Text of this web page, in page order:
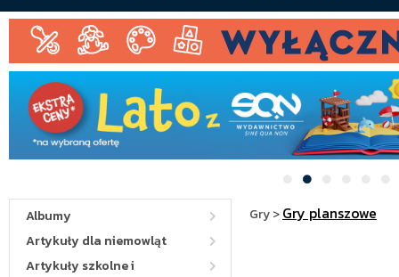
Albumy
Artykuły dla niemowląt
Artykuły szkolne i
Gry>Gry planszowe